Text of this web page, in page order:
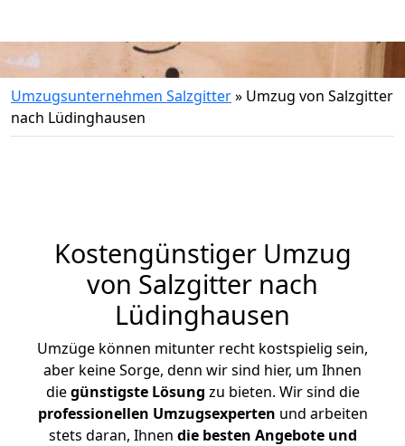
Umzugsunternehmen Salzgitter» Umzug von Salzgitter
nach Lüdinghausen
Kostengünstiger Umzug
von Salzgitter nach
Lüdinghausen
Umzüge können mitunter recht kostspielig sein,
aber keine Sorge, denn wir sind hier, um Ihnen
diegünstigste Lösung zu bieten. Wir sind die
professionellen Umzugsexperten und arbeiten
stets daran, Ihnen die besten Angebote und